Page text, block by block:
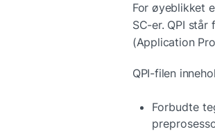
For øyeblikket
SC-er. QPI
(Application
QPI-filen
Forbudte